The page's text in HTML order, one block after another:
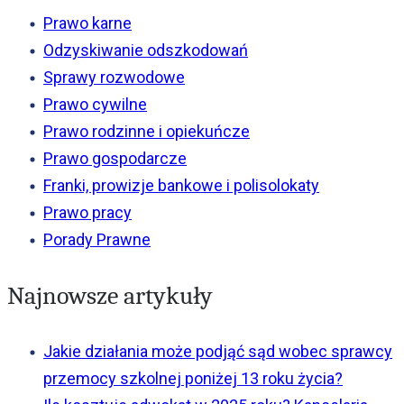
Prawo karne
Odzyskiwanie odszkodowań
Sprawy rozwodowe
Prawo cywilne
Prawo rodzinne i opiekuńcze
Prawo gospodarcze
Franki, prowizje bankowe i polisolokaty
Prawo pracy
Porady Prawne
Najnowsze artykuły
Jakie działania może podjąć sąd wobec sprawcy
przemocy szkolnej poniżej 13 roku życia?